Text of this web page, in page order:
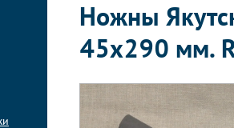
Ножны
45х290 мм.